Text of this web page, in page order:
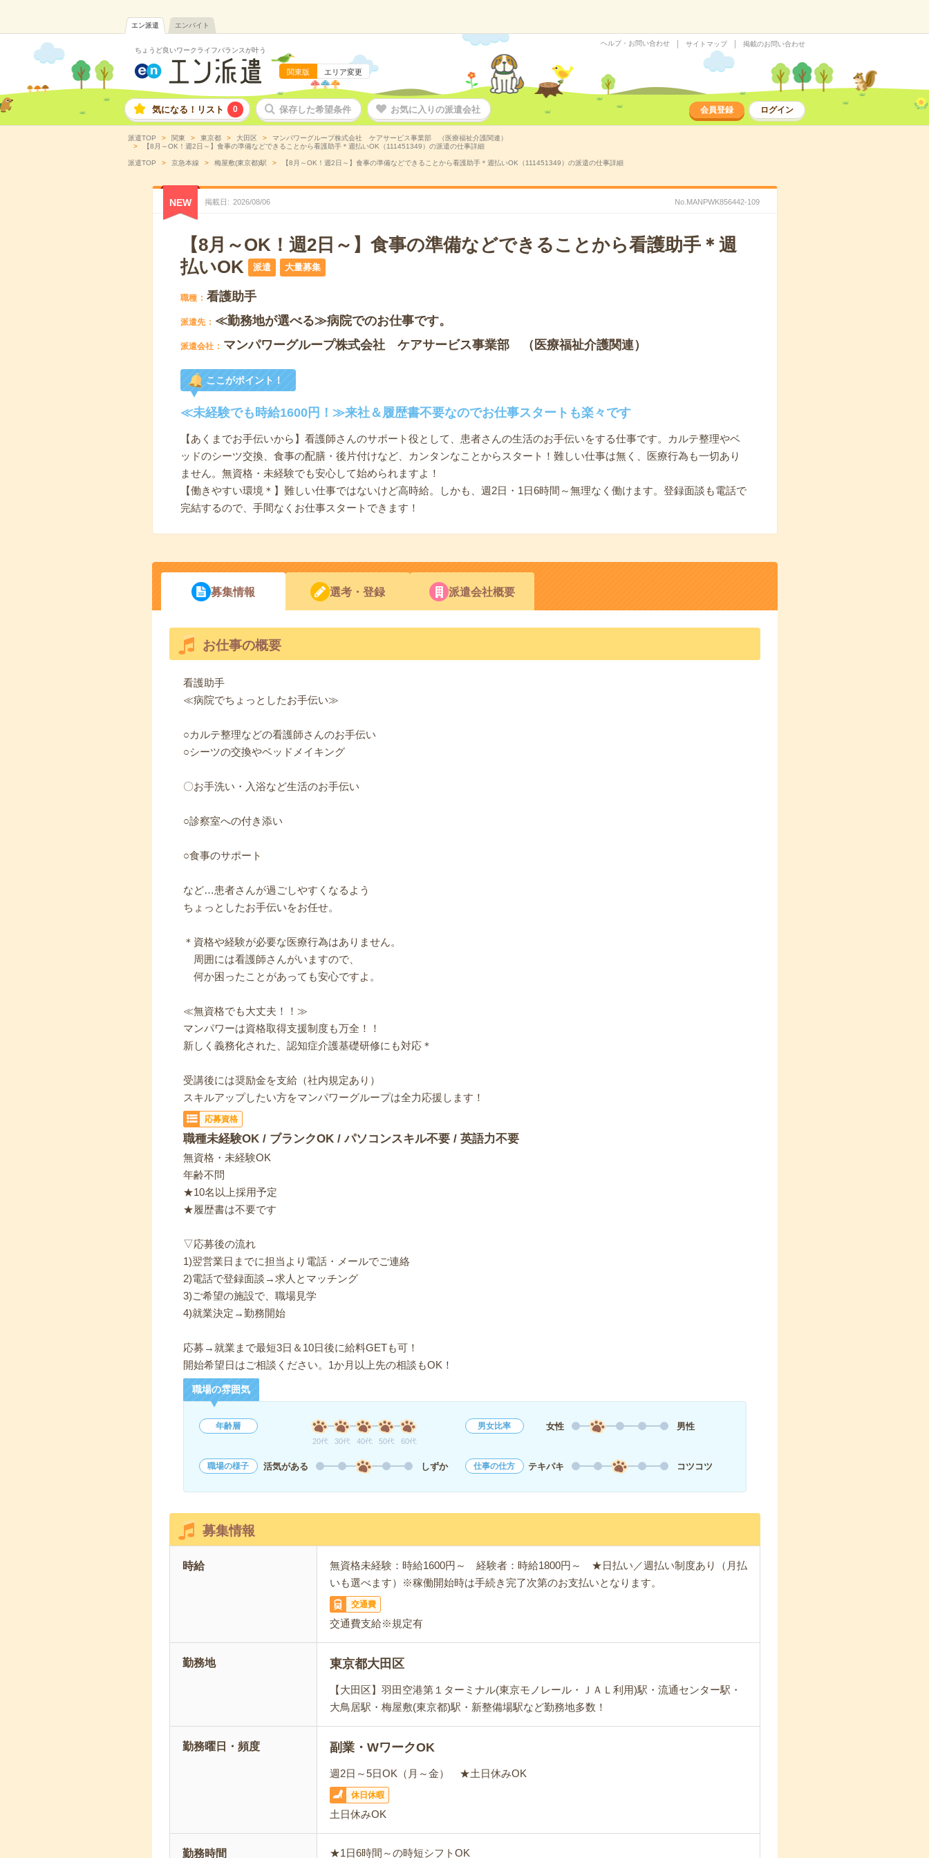
エン派遣 エンバイト
ちょうど良いワークライフバランスが叶う
関東版 エリア変更
ヘルプ・お問い合わせ サイトマップ 掲載のお問い合わせ
気になる！リスト 0 保存した希望条件 お気に入りの派遣会社 会員登録 ログイン
派遣TOP 関東 東京都 大田区
マンパワーグループ株式会社 ケアサービス事業部 （医療福祉介護関連）
【8月～OK！週2日～】食事の準備などできることから看護助手＊週払いOK（111451349）の派遣の仕事詳細
派遣TOP 京急本線 梅屋敷(東京都)駅 【8月～OK！週2日～】食事の準備などできることから看護助手＊週払いOK（111451349）の派遣の仕事詳細
NEW 掲載日 2026/08/06 No.MANPWK856442-109
【8月～OK！週2日～】食事の準備などできることから看護助手＊週
払いOK
派遣 大量募集
職種 看護助手
派遣先 ≪勤務地が選べる≫病院でのお仕事です。
派遣会社 マンパワーグループ株式会社 ケアサービス事業部 （医療福祉介護関連）
ここがポイント！
≪未経験でも時給1600円！≫来社＆履歴書不要なのでお仕事スタートも楽々です
【あくまでお手伝いから】看護師さんのサポート役として、患者さんの生活のお手伝いをする仕事です。カルテ整理やベ
ッドのシーツ交換、食事の配膳・後片付けなど、カンタンなことからスタート！難しい仕事は無く、医療行為も一切あり
ません。無資格・未経験でも安心して始められますよ！
【働きやすい環境＊】難しい仕事ではないけど高時給。しかも、週2日・1日6時間～無理なく働けます。登録面談も電話で
完結するので、手間なくお仕事スタートできます！
募集情報 選考・登録 派遣会社概要
お仕事の概要
看護助手
≪病院でちょっとしたお手伝い≫
○カルテ整理などの看護師さんのお手伝い
○シーツの交換やベッドメイキング
〇お手洗い・入浴など生活のお手伝い
○診察室への付き添い
○食事のサポート
など…患者さんが過ごしやすくなるよう
ちょっとしたお手伝いをお任せ。
＊資格や経験が必要な医療行為はありません。
周囲には看護師さんがいますので、
何か困ったことがあっても安心ですよ。
≪無資格でも大丈夫！！≫
マンパワーは資格取得支援制度も万全！！
新しく義務化された、認知症介護基礎研修にも対応＊
受講後には奨励金を支給（社内規定あり）
スキルアップしたい方をマンパワーグループは全力応援します！
応募資格
職種未経験OK / ブランクOK / パソコンスキル不要 / 英語力不要
無資格・未経験OK
年齢不問
★10名以上採用予定
★履歴書は不要です
▽応募後の流れ
1)翌営業日までに担当より電話・メールでご連絡
2)電話で登録面談→求人とマッチング
3)ご希望の施設で、職場見学
4)就業決定→勤務開始
応募→就業まで最短3日＆10日後に給料GETも可！
開始希望日はご相談ください。1か月以上先の相談もOK！
職場の雰囲気
年齢層
20代 30代 40代 50代 60代
男女比率 女性 男性
職場の様子 活気がある しずか 仕事の仕方 テキパキ コツコツ
募集情報
時給
無資格未経験：時給1600円～ 経験者：時給1800円～ ★日払い／週払い制度あり（月払
いも選べます）※稼働開始時は手続き完了次第のお支払いとなります。
交通費
交通費支給※規定有
勤務地 東京都大田区
【大田区】羽田空港第１ターミナル(東京モノレール・ＪＡＬ利用)駅・流通センター駅・
大鳥居駅・梅屋敷(東京都)駅・新整備場駅など勤務地多数！
勤務曜日・頻度 副業・WワークOK
週2日～5日OK（月～金） ★土日休みOK
休日休暇
土日休みOK
勤務時間 ★1日6時間～の時短シフトOK